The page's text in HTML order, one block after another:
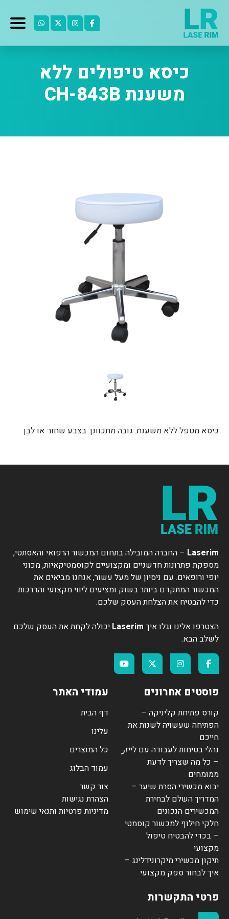
כיסא טיפולים ללא
משענת CH-843B
כיסא מטפל ללא משענת. גובה מתכוונן. בצבע שחור או לבן
Laserim – החברה המובילה בתחום המכשור הרפואי והאסתטי,
מספקת פתרונות חדשניים ומקצועיים לקוסמטיקאיות, מכוני
יופי ורופאים. עם ניסיון של מעל עשור, אנחנו מביאים את
המכשור המתקדם ביותר בשוק ומציעים ליווי מקצועי והדרכות
כדי להבטיח את הצלחת העסק שלכם.
הצטרפו אלינו וגלו איך Laserim יכולה לקחת את העסק שלכם
לשלב הבא.
פוסטים אחרונים
קורס פתיחת קליניקה –
הפתיחה שעשויה לשנות את
חייכם
נהלי בטיחות לעבודה עם לייזر
– כל מה שצריך לדעת
ממומחים
יבוא מכשירי הסרת שיער –
המדריך השלם לבחירת
המכשירים הנכונים
חלקי חילוף למכשור קוסמטי
– בכדי להבטיח טיפול
מקצועי
תיקון מכשירי מיקרונידלינג –
איך לבחור ספק מקצועי
עמודי האתר
דף הבית
עלינו
כל המוצרים
עמוד הבלוג
צור קשר
הצהרת נגישות
מדיניות פרטיות ותנאי שימוש
פרטי התקשרות